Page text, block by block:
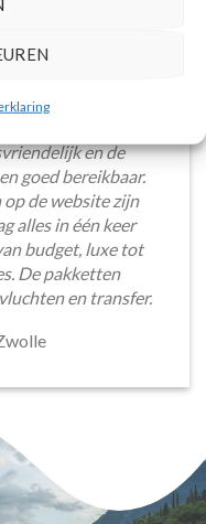
vakantie via
en de
goed bereikbaar.
de website zijn
alles in één keer
budget, luxe tot
De pakketten
en transfer.